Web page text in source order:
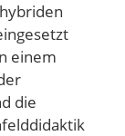
einem
die